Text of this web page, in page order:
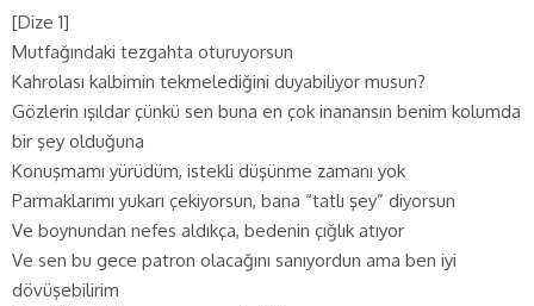
[Dize 1]
Mutfağındaki tezgahta oturuyorsun
Kahrolası kalbimin tekmelediğini duyabiliyor musun?
Gözlerin ışıldar çünkü sen buna en çok inanansın benim kolumda
bir şey olduğuna
Konuşmamı yürüdüm, istekli düşünme zamanı yok
Parmaklarımı yukarı çekiyorsun, bana “tatlı şey” diyorsun
Ve boynundan nefes aldıkça, bedenin çığlık atıyor
Ve sen bu gece patron olacağını sanıyordun ama ben iyi
dövüşebilirim